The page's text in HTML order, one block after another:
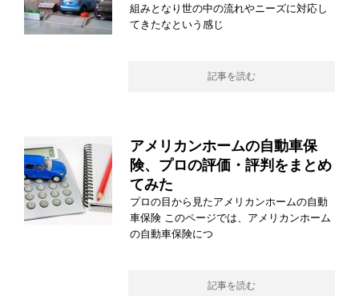
組みとなり世の中の流れやニーズに対応し
てきたなという感じ
記事を読む
アメリカンホームの自動車保
険、プロの評価・評判をまとめ
てみた
プロの目から見たアメリカンホームの自動
車保険 このページでは、アメリカンホーム
の自動車保険につ
記事を読む